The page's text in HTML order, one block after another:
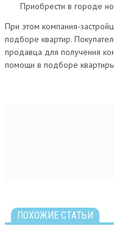
Приобрести в городе
При этом компания-
подборе квартир.
продавца для получения
помощи в подборе
ПОХОЖИЕ СТАТЬИ